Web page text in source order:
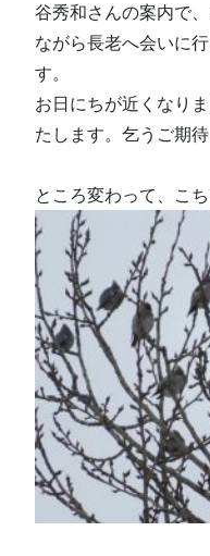
谷秀和さんの案内で
ながら長老へ会いに
す。
お日にちが近くなり
たします。乞うご期待
ところ変わって、こ